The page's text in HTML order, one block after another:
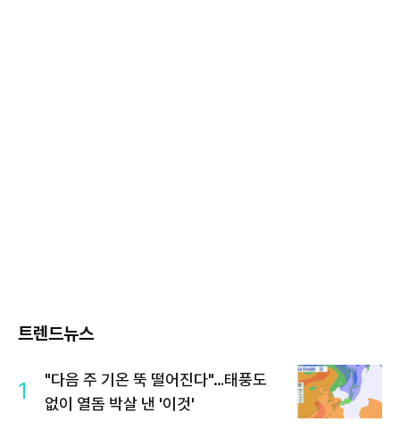
트렌드뉴스
1
"다음 주 기온 뚝 떨어진다"…태풍도
없이 열돔 박살 낸 '이것'